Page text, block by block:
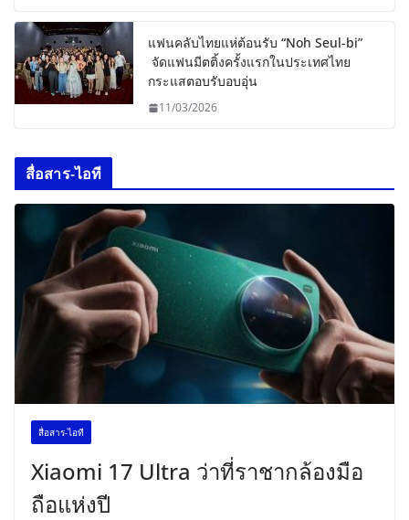
แฟนคลับไทยแห่ต้อนรับ “Noh Seul-bi”
จัดแฟนมีตติ้งครั้งแรกในประเทศไทย
กระแสตอบรับอบอุ่น
11/03/2026
สื่อสาร-ไอที
สื่อสาร-ไอที
Xiaomi 17 Ultra ว่าที่ราชากล้องมือ
ถือแห่งปี